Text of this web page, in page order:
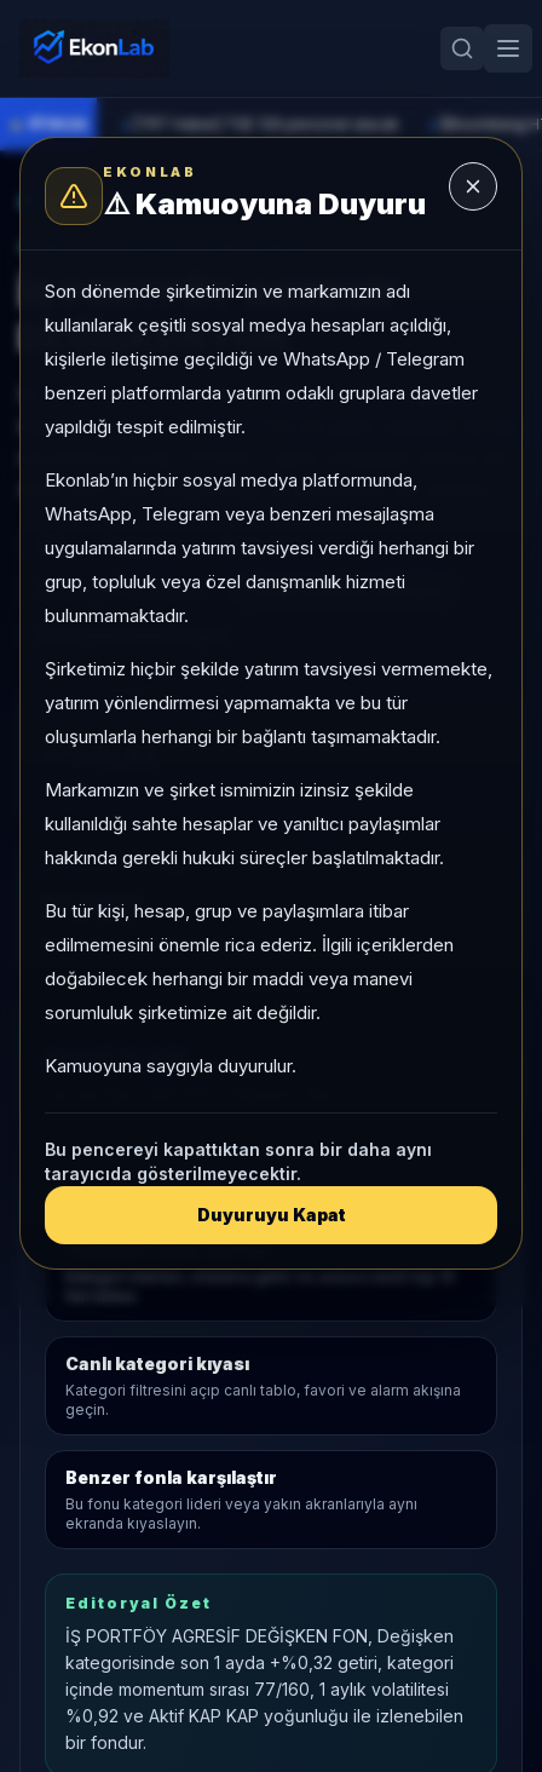
EKONLAB
⚠️Kamuoyuna Duyuru
Son dönemde şirketimizin ve markamızın adı
kullanılarak çeşitli sosyal medya hesapları açıldığı,
kişilerle iletişime geçildiği ve WhatsApp / Telegram
benzeri platformlarda yatırım odaklı gruplara davetler
yapıldığı tespit edilmiştir.
Ekonlab’ın hiçbir sosyal medya platformunda,
WhatsApp, Telegram veya benzeri mesajlaşma
uygulamalarında yatırım tavsiyesi verdiği herhangi bir
grup, topluluk veya özel danışmanlık hizmeti
bulunmamaktadır.
Şirketimiz hiçbir şekilde yatırım tavsiyesi vermemekte,
yatırım yönlendirmesi yapmamakta ve bu tür
oluşumlarla herhangi bir bağlantı taşımamaktadır.
Markamızın ve şirket ismimizin izinsiz şekilde
kullanıldığı sahte hesaplar ve yanıltıcı paylaşımlar
hakkında gerekli hukuki süreçler başlatılmaktadır.
Bu tür kişi, hesap, grup ve paylaşımlara itibar
edilmemesini önemle rica ederiz. İlgili içeriklerden
doğabilecek herhangi bir maddi veya manevi
sorumluluk şirketimize ait değildir.
Kamuoyuna saygıyla duyurulur.
Bu pencereyi kapattıktan sonra bir daha aynı
tarayıcıda gösterilmeyecektir.
Duyuruyu Kapat
● PİYASA [TRT Haber] TSE 129 personel alacak
AI Fon Radar Değişken
SUNUCU TARAFI FON GIRIŞI
İŞ PORTFÖY AGRESİF
DEĞİŞKEN FON
İŞ PORTFÖY AGRESİF DEĞİŞKEN FON, Değişken
kategorisinde son 1 ayda +%0,32 getiri, kategori içinde
Aktif KAP KAP yoğunluğu ile izlenebilen bir fondur.
IED Değişken Risk:Orta
Son fiyat:1,027001 TEFAS'ta İşlem Görüyor
1 AY VE 3 AY PERFORMANS
+%0,32
3 Ay:%-0,28
KATEGORI KONUMU
77/160
Momentum bazlı kategori içi sıra
KAP VE AKIŞ
Aktif KAP
Araştırma Akışı
Değişkenaçılış sayfası
Canlı kategori kıyası
Kategori filtresini açıp canlı tablo, favori ve alarm akışına
geçin.
Benzer fonla karşılaştır
Bu fonu kategori lideri veya yakın akranlarıyla aynı
ekranda kıyaslayın.
Editoryal Özet
İŞ PORTFÖY AGRESİF DEĞİŞKEN FON, Değişken
kategorisinde son 1 ayda +%0,32 getiri, kategori
içinde momentum sırası 77/160, 1 aylık volatilitesi
%0,92 ve Aktif KAP KAP yoğunluğu ile izlenebilen
bir fondur.